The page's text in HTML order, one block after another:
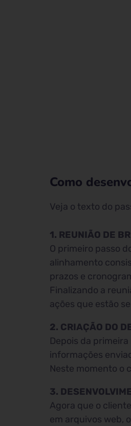
Como
Veja o texto do
1. REUNIÃO DE
O primeiro passo
alinhamento
prazos e
Finalizando a
ações que estão
2. CRIAÇÃO DO
Depois da
informações
Neste momento o
3.
Agora que o
em arquivos web,